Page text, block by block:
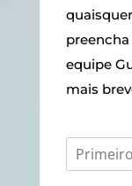
equipe
mais